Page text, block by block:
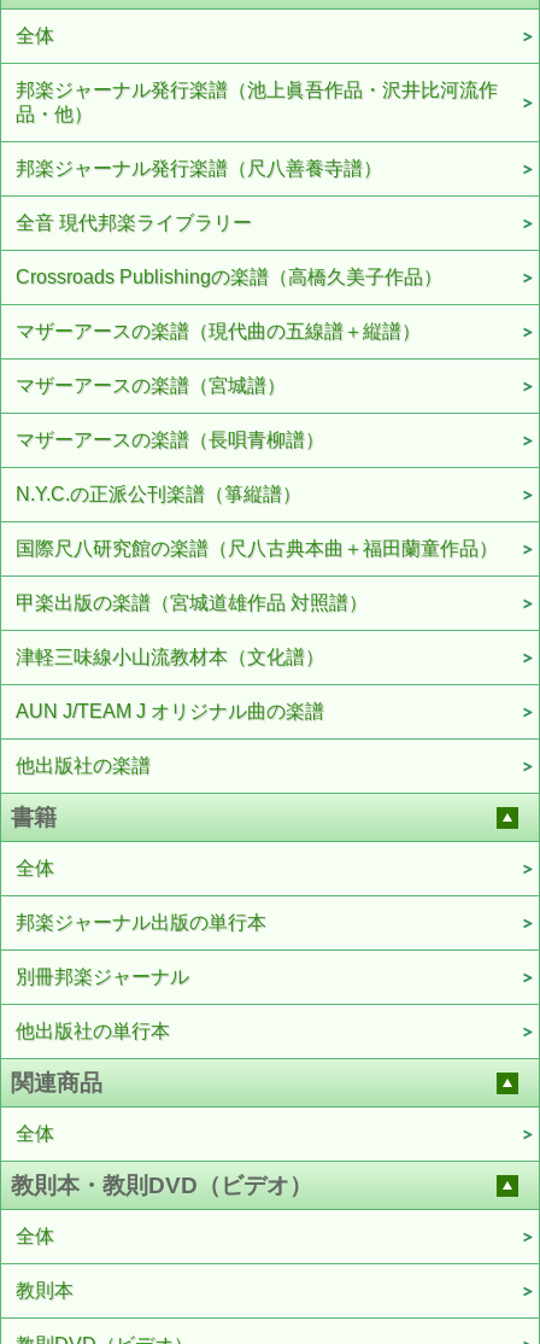
全体
邦楽ジャーナル発行楽譜（池上眞吾作品・沢井比河流作
品・他）
邦楽ジャーナル発行楽譜（尺八善養寺譜）
全音 現代邦楽ライブラリー
Crossroads Publishingの楽譜（高橋久美子作品）
マザーアースの楽譜（現代曲の五線譜＋縦譜）
マザーアースの楽譜（宮城譜）
マザーアースの楽譜（長唄青柳譜）
N.Y.C.の正派公刊楽譜（箏縦譜）
国際尺八研究館の楽譜（尺八古典本曲＋福田蘭童作品）
甲楽出版の楽譜（宮城道雄作品 対照譜）
津軽三味線小山流教材本（文化譜）
AUN J/TEAM J オリジナル曲の楽譜
他出版社の楽譜
書籍
全体
邦楽ジャーナル出版の単行本
別冊邦楽ジャーナル
他出版社の単行本
関連商品
全体
教則本・教則DVD（ビデオ）
全体
教則本